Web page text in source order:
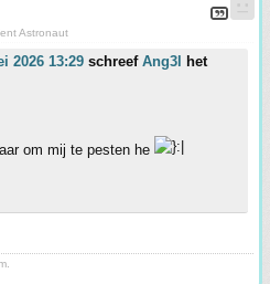
Astronaut
2026 13:29 schreef Ang3l
het
om mij te pesten he